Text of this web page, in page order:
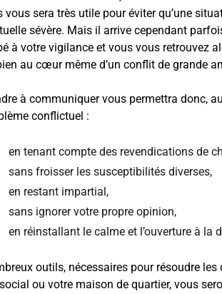
vous sera très utile pour éviter qu’une
sévère. Mais il arrive cependant
à votre vigilance et vous vous retrouvez
au cœur même d’un conflit de grande
à communiquer vous permettra donc,
conflictuel :
en tenant compte des revendications de
sans froisser les susceptibilités diverses,
en restant impartial,
sans ignorer votre propre opinion,
en réinstallant le calme et l’ouverture à la
outils, nécessaires pour résoudre
ou votre maison de quartier, vous